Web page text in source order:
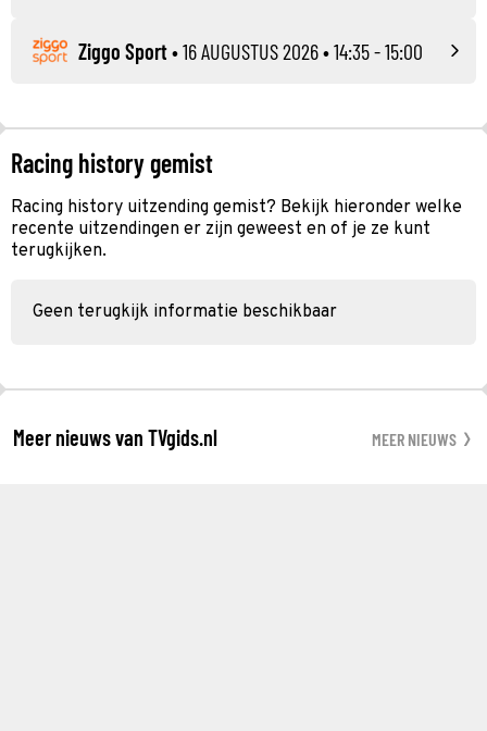
Ziggo Sport•16 AUGUSTUS 2026• 14:35 - 15:00
Racing history gemist
Racing history uitzending gemist? Bekijk hieronder welke
recente uitzendingen er zijn geweest en of je ze kunt
terugkijken.
Geen terugkijk informatie beschikbaar
Meer nieuws van TVgids.nl MEER NIEUWS